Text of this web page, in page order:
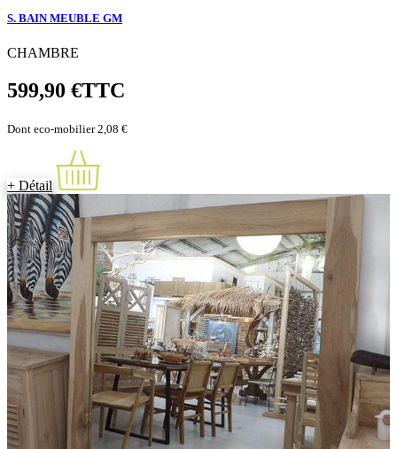
S. BAIN MEUBLE GM
CHAMBRE
599,90 €TTC
Dont eco-mobilier 2,08 €
+ Détail